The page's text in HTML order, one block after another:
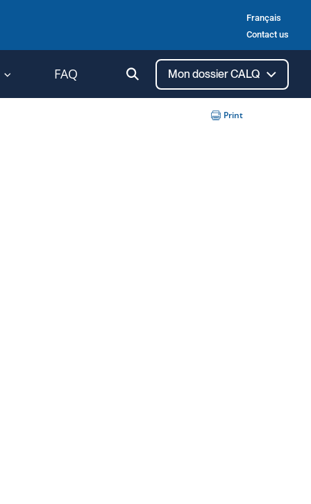
Français
Contact us
FAQ Ouvrir
la
recherche
Mon dossier CALQ
Print